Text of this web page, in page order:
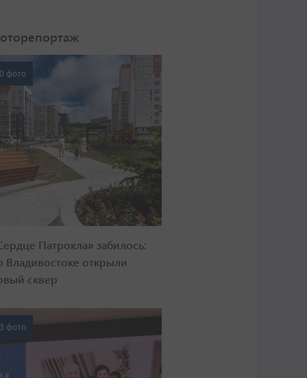
фото
Патрокла» забилось:
Владивостоке открыли
сквер
фото